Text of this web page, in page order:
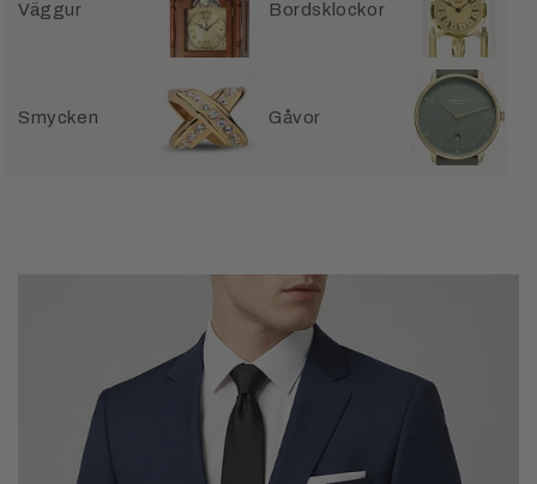
Väggur Bordsklockor
Smycken Gåvor